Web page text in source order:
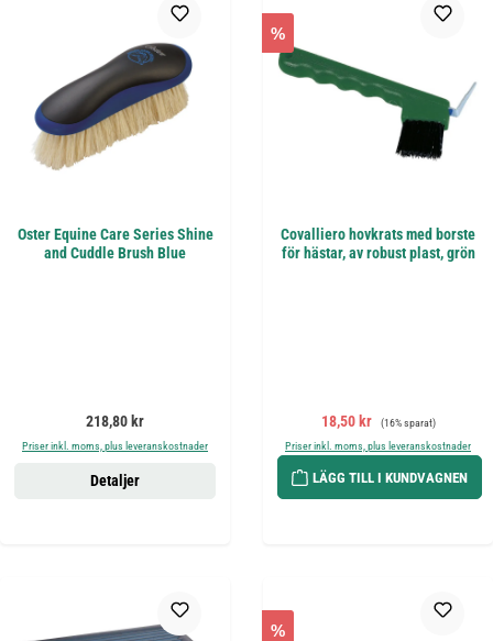
Oster Equine Care Series Shine
and Cuddle Brush Blue
Ordinarie pris:
218,80 kr
Priser inkl. moms, plus leveranskostnader
Detaljer
%
Covalliero hovkrats med borste
för hästar, av robust plast, grön
Försäljningspris:
18,50 kr Ordinarie pris:
(16% sparat)
Priser inkl. moms, plus leveranskostnader
LÄGG TILL I KUNDVAGNEN
%